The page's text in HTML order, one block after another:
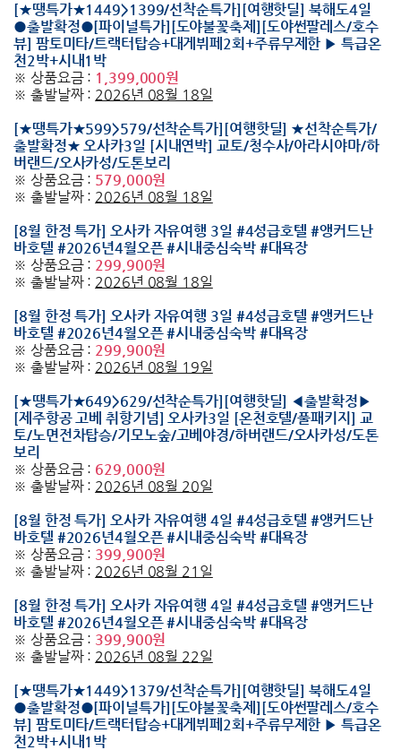
[★땡특가★1449>1399/선착순특가][여행핫딜] 북해도4일
●출발확정●[파이널특가][도야불꽃축제][도야썬팔레스/호수
뷰] 팜토미타/트랙터탑승+대게뷔페2회+주류무제한 ▶ 특급온
천2박+시내1박
※ 상품요금 : 1,399,000원
※ 출발날짜 : 2026년 08월 18일
[★땡특가★599>579/선착순특가][여행핫딜] ★선착순특가/
출발확정★ 오사카3일 [시내연박] 교토/청수사/아라시야마/하
버랜드/오사카성/도톤보리
※ 상품요금 : 579,000원
※ 출발날짜 : 2026년 08월 18일
[8월 한정 특가] 오사카 자유여행 3일 #4성급호텔 #앵커드난
바호텔 #2026년4월오픈 #시내중심숙박 #대욕장
※ 상품요금 : 299,900원
※ 출발날짜 : 2026년 08월 18일
[8월 한정 특가] 오사카 자유여행 3일 #4성급호텔 #앵커드난
바호텔 #2026년4월오픈 #시내중심숙박 #대욕장
※ 상품요금 : 299,900원
※ 출발날짜 : 2026년 08월 19일
[★땡특가★649>629/선착순특가][여행핫딜] ◀출발확정▶
[제주항공 고베 취항기념] 오사카3일 [온천호텔/풀패키지] 교
토/노면전차탑승/기모노숲/고베야경/하버랜드/오사카성/도톤
보리
※ 상품요금 : 629,000원
※ 출발날짜 : 2026년 08월 20일
[8월 한정 특가] 오사카 자유여행 4일 #4성급호텔 #앵커드난
바호텔 #2026년4월오픈 #시내중심숙박 #대욕장
※ 상품요금 : 399,900원
※ 출발날짜 : 2026년 08월 21일
[8월 한정 특가] 오사카 자유여행 4일 #4성급호텔 #앵커드난
바호텔 #2026년4월오픈 #시내중심숙박 #대욕장
※ 상품요금 : 399,900원
※ 출발날짜 : 2026년 08월 22일
[★땡특가★1449>1379/선착순특가][여행핫딜] 북해도4일
●출발확정●[파이널특가][도야불꽃축제][도야썬팔레스/호수
뷰] 팜토미타/트랙터탑승+대게뷔페2회+주류무제한 ▶ 특급온
천2박+시내1박